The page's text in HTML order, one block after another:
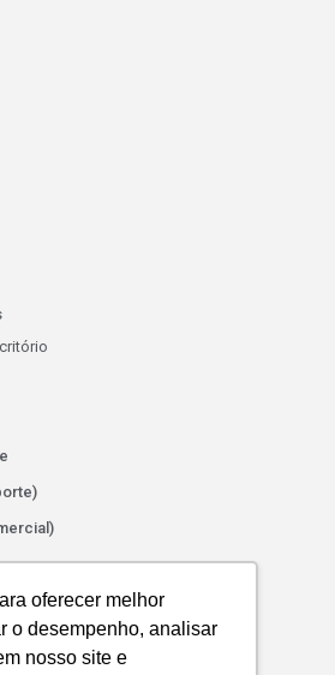
oferecer melhor
o desempenho, analisar
nosso site e
à sexta.
às 18h.